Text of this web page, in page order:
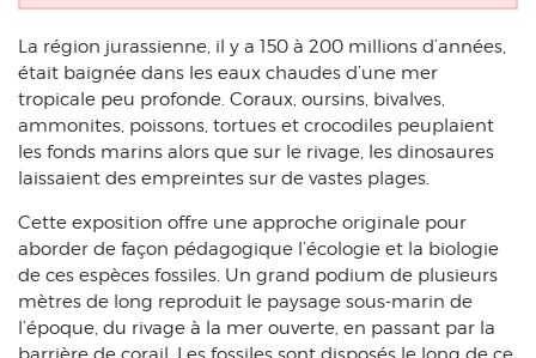
La région jurassienne, il y a 150 à 200 millions d’années,
était baignée dans les eaux chaudes d’une mer
tropicale peu profonde. Coraux, oursins, bivalves,
ammonites, poissons, tortues et crocodiles peuplaient
les fonds marins alors que sur le rivage, les dinosaures
laissaient des empreintes sur de vastes plages.
Cette exposition offre une approche originale pour
aborder de façon pédagogique l’écologie et la biologie
de ces espèces fossiles. Un grand podium de plusieurs
mètres de long reproduit le paysage sous-marin de
l’époque, du rivage à la mer ouverte, en passant par la